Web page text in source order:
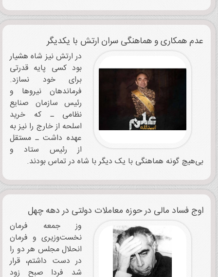
عدم همکاری و هماهنگی سران ارتش با یکدیگر
در ارتش نیز شاه هشیار
بود کسی پایه قدرتی
برای خود نسازد.
فرماندهان نیروها و
رئیس سازمان صنایع
نظامی ـ که خرید
اسلحه از خارج را نیز به
عهده داشت ـ مستقل
از رئیس ستاد و
بی‌هیچ گونه هماهنگی با یک دیگر با شاه در تماس بودند.
اوج فساد مالی در حوزه معاملات دولتی در دهه چهل
وز جمعه فرمان
نخست‌وزیری و فرمان
انحلال مجلس هر دو را
در دست داشتم، قرار
شد فردا صبح زود